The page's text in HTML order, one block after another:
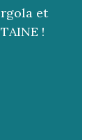
et
!